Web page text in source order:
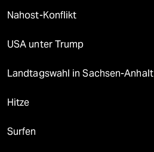
Nahost-Konflikt
USA unter Trump
Landtagswahl in Sachsen-Anhalt
Hitze
Surfen